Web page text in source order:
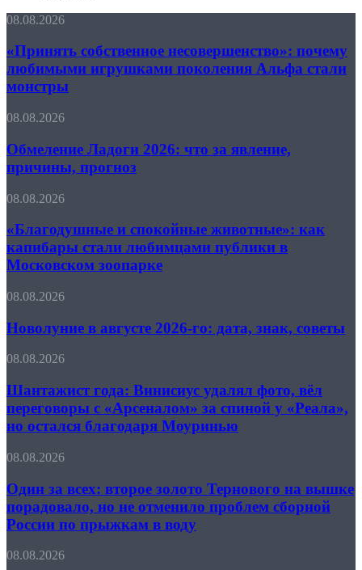
«Принять
несовершенство»:
почему
любимыми
игрушками
Альфа
монстры
08.08.2026
«Принять собственное несовершенство»: почему
любимыми игрушками поколения Альфа стали
монстры
Обмеление
2026:
что
за
причины,
08.08.2026
Обмеление Ладоги 2026: что за явление,
причины, прогноз
«Благодушные
спокойные
животные»:
как
капибары
любимцами
в
зоопарке
08.08.2026
«Благодушные и спокойные животные»: как
капибары стали любимцами публики в
Московском зоопарке
Новолуние
августе
2026-
го:
знак,
советы
08.08.2026
Новолуние в августе 2026-го: дата, знак, советы
Шантажист
Винисиус
удалял
фото,
вёл
с
за
спиной
у
«Реала»,
но
остался
08.08.2026
Шантажист года: Винисиус удалял фото, вёл
переговоры с «Арсеналом» за спиной у «Реала»,
но остался благодаря Моуринью
Один
всех:
второе
золото
Тернового
вышке
08.08.2026
Один за всех: второе золото Тернового на вышке
порадовало, но не отменило проблем сборной
России по прыжкам в воду
«Чудовищное
08.08.2026